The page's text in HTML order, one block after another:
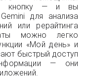
кнопку — и вы
для анализа
или рерайтинга
можно легко
«Мой день» и
быстрый доступ
— они